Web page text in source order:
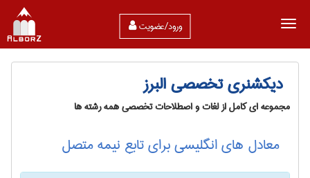
ورود/عضویت
دیکشنری تخصصی البرز
مجموعه ای کامل از لغات و اصطلاحات تخصصی همه رشته ها
معادل های انگلیسی برای تابع نیمه متصل